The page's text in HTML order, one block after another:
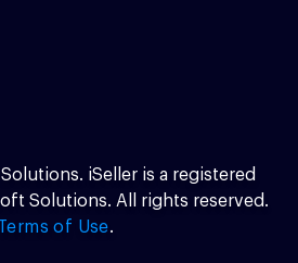
iSeller is a registered
Solutions. All rights reserved.
of Use.